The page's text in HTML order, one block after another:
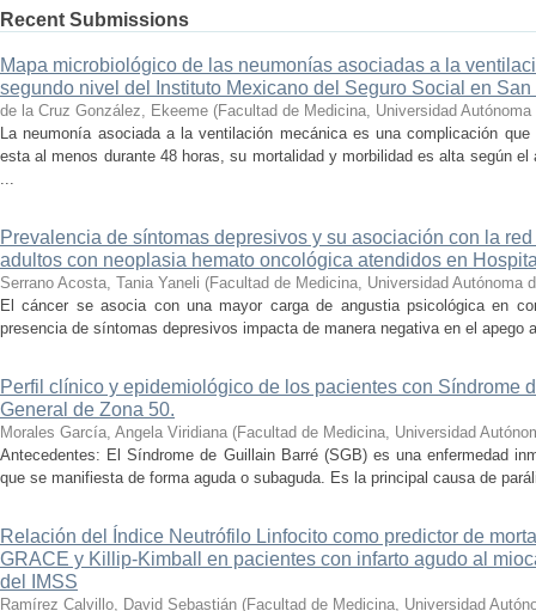
Recent Submissions
Mapa microbiológico de las neumonías asociadas a la
segundo nivel del Instituto Mexicano del Seguro Social en
de la Cruz González, Ekeeme (Facultad de Medicina, Universidad
La neumonía asociada a la ventilación mecánica es una complicación
esta al menos durante 48 horas, su mortalidad y morbilidad es alta según
...
Prevalencia de síntomas depresivos y su asociación con la
adultos con neoplasia hemato oncológica atendidos en
Serrano Acosta, Tania Yaneli (Facultad de Medicina, Universidad Autónoma
El cáncer se asocia con una mayor carga de angustia psicológica en
presencia de síntomas depresivos impacta de manera negativa en el
Perfil clínico y epidemiológico de los pacientes con Síndrome
General de Zona 50.
Morales García, Angela Viridiana (Facultad de Medicina, Universidad
Antecedentes: El Síndrome de Guillain Barré (SGB) es una enfermedad
que se manifiesta de forma aguda o subaguda. Es la principal causa de
Relación del Índice Neutrófilo Linfocito como predictor de
GRACE y Killip-Kimball en pacientes con infarto agudo al
del IMSS
Ramírez Calvillo, David Sebastián (Facultad de Medicina, Universidad